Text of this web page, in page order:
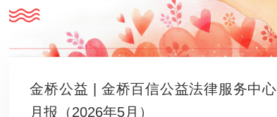
金桥公益 | 金桥百信公益法律服务中心
月报（2026年5月）